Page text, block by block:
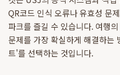
QR코드 인식 오류나 유효성 문
파크를 즐길 수 있습니다. 여행
문제를 가장 확실하게 해결하는
트'를 선택하는 것입니다.